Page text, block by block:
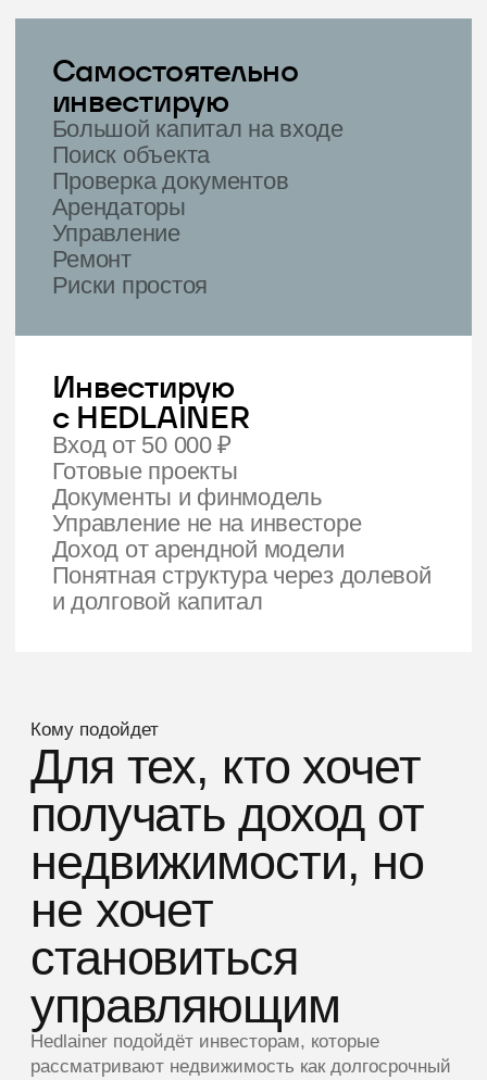
Для тех, кто хочет
получать доход от
недвижимости, но
не хочет
становиться
управляющим
Hedlainer подойдёт инвесторам, которые
рассматривают недвижимость как долгосрочный
актив и хотят получать доход от коммерческих
объектов без самостоятельной операционной
нагрузки.
Ищете инструмент, где доход связан с
реальным объектом и арендным
потоком.
Вы не хотите покупать
объект целиком
Не готовы вкладывать десятки
миллионов рублей в один объект и брать
на себя все операционные вопросы.
механику участия.
Вы хотите сохранить капитал
в реальном активе
Рассматриваете недвижимость как часть
долгосрочной стратегии.
Подобрать проект
под мою задачу
Подобрать проектпод персональную
инвестиционную стратегию по проектам
ПОДОБРАТЬ ПРОЕКТ